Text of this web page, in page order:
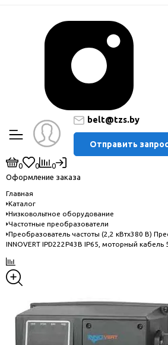
belt@tzs.by
Отправить запрос
0 0
0
Оформление заказа
Главная
Каталог
Низковольтное оборудование
Частотные преобразователи
Преобразователь частоты (2,2 кВтx380 В)
INNOVERT IPD222P43B IP65, моторный кабель